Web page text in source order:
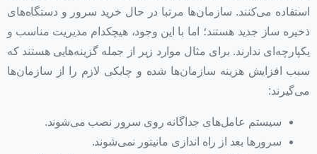
استفاده می‌کنند. سازمان‌ها مرتبا در حال خرید سرور و دستگاه‌های
ذخیره ساز جدید هستند؛ اما با این وجود، هیچکدام مدیریت مناسب و
یکپارچه‌ای ندارند. برای مثال موارد زیر از جمله گزینه‌هایی هستند که
سبب افزایش هزینه سازمان‌ها شده و چابکی لازم را از سازمان‌ها
می‌گیرند:
سیستم عامل‌های جداگانه روی سرور نصب می‌شوند.
سرورها بعد از راه اندازی مانیتور نمی‌شوند.